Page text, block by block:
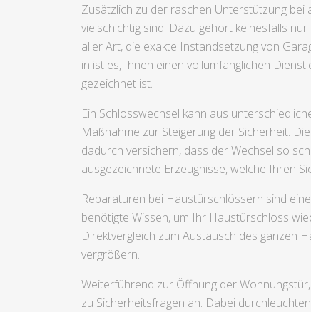
Zusätzlich zu der raschen Unterstützung
vielschichtig sind. Dazu gehört keinesfalls
aller Art, die exakte Instandsetzung von
in ist es, Ihnen einen vollumfänglichen
gezeichnet ist.
Ein Schlosswechsel kann aus
Maßnahme zur Steigerung der Sicherheit.
dadurch versichern, dass der Wechsel so
ausgezeichnete Erzeugnisse, welche Ihren
Reparaturen bei Haustürschlössern sind
benötigte Wissen, um Ihr Haustürschloss
Direktvergleich zum Austausch des ganzen
vergrößern.
Weiterführend zur Öffnung der
zu Sicherheitsfragen an. Dabei